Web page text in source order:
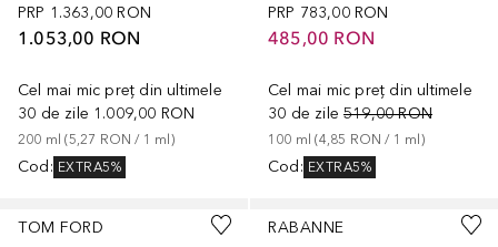
PRP 1.363,00 RON
1.053,00 RON
Cel mai mic preț din ultimele
30 de zile 1.009,00 RON
200 ml (5,27 RON / 1 ml )
Cod : EXTRA5%
PRP 783,00 RON
485,00 RON
Cel mai mic preț din ultimele
30 de zile 519,00 RON
100 ml (4,85 RON / 1 ml )
Cod : EXTRA5%
TOM FORD
RABANNE